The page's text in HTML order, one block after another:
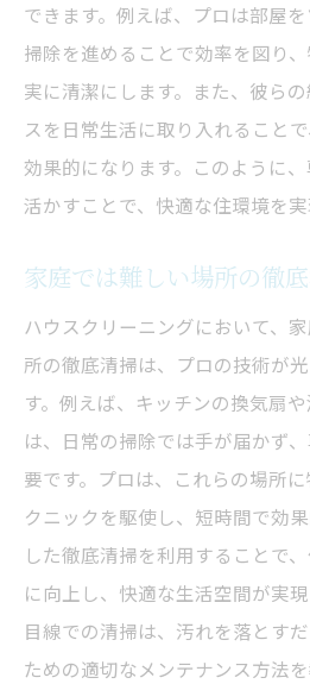
プロのハウスクリーニング
軽減する
ストレスフリーな住ま
清掃がもたらすリラク
定期清掃で得る生活リ
メンタルヘルスに効果
プローチ
ハウスクリーニングサービ
イント
信頼できるプロを見分
サービス内容と料金の
地域に密着したサービ
契約前に確認すべきク
できます。例えば、プロは部屋
掃除を進めることで効率を図り
実に清潔にします。また、彼ら
スを日常生活に取り入れること
効果的になります。このように
活かすことで、快適な住環境を実
家庭では難しい場所の徹
ハウスクリーニングにおいて、
所の徹底清掃は、プロの技術が
す。例えば、キッチンの換気扇
は、日常の掃除では手が届かず
要です。プロは、これらの場所
クニックを駆使し、短時間で効
した徹底清掃を利用することで
に向上し、快適な生活空間が実
目線での清掃は、汚れを落とす
ための適切なメンテナンス方法